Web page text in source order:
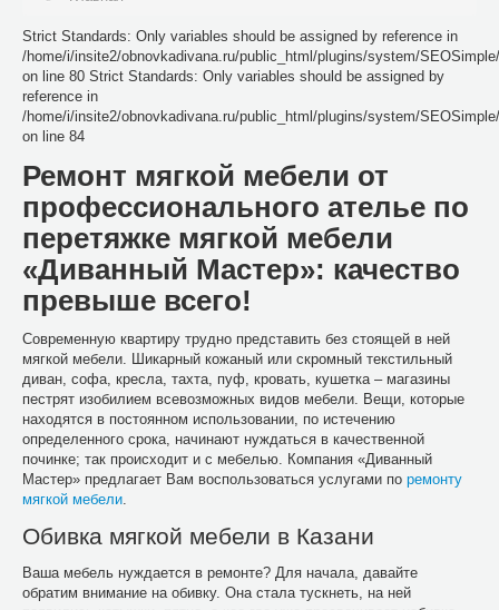
Strict Standards: Only variables should be assigned by reference in
/home/i/insite2/obnovkadivana.ru/public_html/plugins/system/
on line 80 Strict Standards: Only variables should be assigned by
reference in
/home/i/insite2/obnovkadivana.ru/public_html/plugins/system/
on line 84
Ремонт мягкой мебели от
профессионального ателье по
перетяжке мягкой мебели
«Диванный Мастер»: качество
превыше всего!
Современную квартиру трудно представить без стоящей в ней
мягкой мебели. Шикарный кожаный или скромный текстильный
диван, софа, кресла, тахта, пуф, кровать, кушетка – магазины
пестрят изобилием всевозможных видов мебели. Вещи, которые
находятся в постоянном использовании, по истечению
определенного срока, начинают нуждаться в качественной
починке; так происходит и с мебелью. Компания «Диванный
Мастер» предлагает Вам воспользоваться услугами по ремонту
мягкой мебели.
Обивка мягкой мебели в Казани
Ваша мебель нуждается в ремонте? Для начала, давайте
обратим внимание на обивку. Она стала тускнеть, на ней